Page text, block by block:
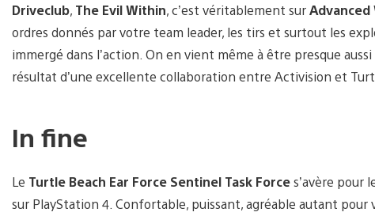
Driveclub, The Evil Within, c’est véritablement surAdvanced
ordres donnés par votre team leader, les tirs et surtout les
immergé dans l’action. On en vient même à être presque
résultat d’une excellente collaboration entre Activision et
In fine
Le Turtle Beach Ear Force Sentinel Task Forces’avère pour
sur PlayStation 4. Confortable, puissant, agréable autant pour